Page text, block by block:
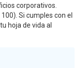
corporativos.
Si cumples con el
hoja de vida al